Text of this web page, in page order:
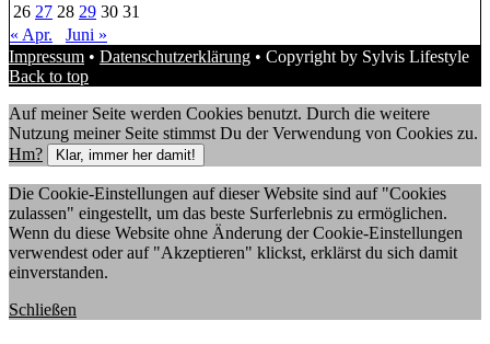
26 27 28 29 30 31
« Apr.
Juni »
Impressum • Datenschutzerklärung • Copyright by Sylvis Lifestyle
Back to top
Auf meiner Seite werden Cookies benutzt. Durch die weitere
Nutzung meiner Seite stimmst Du der Verwendung von Cookies zu.
Hm?
Klar, immer her damit!
Die Cookie-Einstellungen auf dieser Website sind auf "Cookies
zulassen" eingestellt, um das beste Surferlebnis zu ermöglichen.
Wenn du diese Website ohne Änderung der Cookie-Einstellungen
verwendest oder auf "Akzeptieren" klickst, erklärst du sich damit
einverstanden.
Schließen